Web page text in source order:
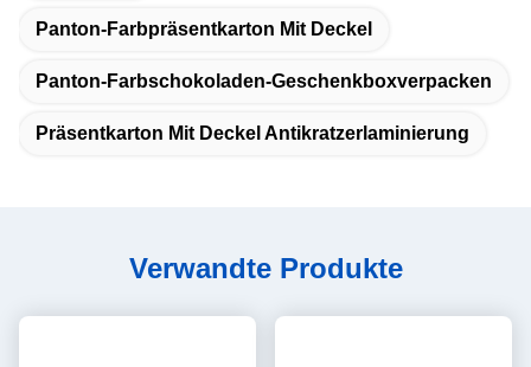
Panton-Farbpräsentkarton Mit Deckel
Panton-Farbschokoladen-Geschenkboxverpacken
Präsentkarton Mit Deckel Antikratzerlaminierung
Verwandte Produkte